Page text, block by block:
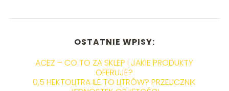
OSTATNIE WPISY:
ACEZ – CO TO ZA SKLEP I JAKIE PRODUKTY
OFERUJE?
0,5 HEKTOLITRA ILE TO LITRÓW? PRZELICZNIK